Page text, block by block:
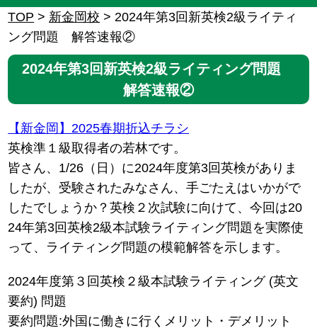
TOP > 新金岡校 >2024年第3回新英検2級ライティ
ング問題 解答速報②
2024年第3回新英検2級ライティング問題
解答速報②
【新金岡】2025春期折込チラシ
英検準１級取得者の若林です。
皆さん、1/26（日）に2024年度第3回英検がありま
したが、受験されたみなさん、手ごたえはいかがで
したでしょうか？英検２次試験に向けて、今回は20
24年第3回英検2級本試験ライティング問題を実際使
って、ライティング問題の模範解答を示します。
2024年度第３回英検２級本試験ライティング (英文
要約) 問題
要約問題:外国に働きに行くメリット・デメリット